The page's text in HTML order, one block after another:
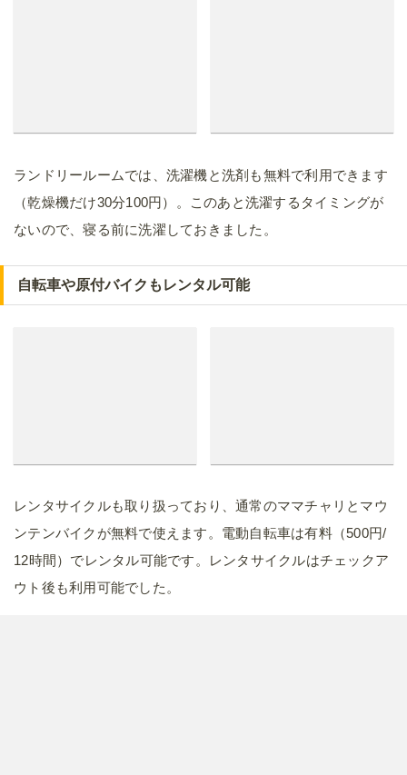
ランドリールームでは、洗濯機と洗剤も無料で利用できます
（乾燥機だけ30分100円）。このあと洗濯するタイミングが
ないので、寝る前に洗濯しておきました。
自転車や原付バイクもレンタル可能
レンタサイクルも取り扱っており、通常のママチャリとマウ
ンテンバイクが無料で使えます。電動自転車は有料（500円/
12時間）でレンタル可能です。レンタサイクルはチェックア
ウト後も利用可能でした。